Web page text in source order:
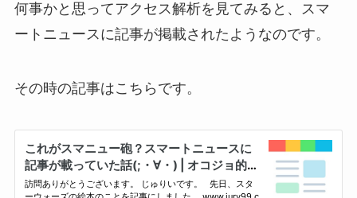
何事かと思ってアクセス解析を見てみると、スマ
ートニュースに記事が掲載されたようなのです。
その時の記事はこちらです。